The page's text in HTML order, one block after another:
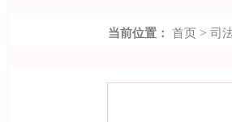
当前位置： 首页 > 司